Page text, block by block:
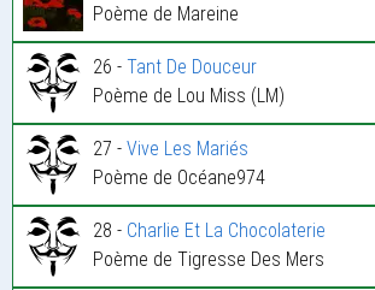
Poème de Mareine
26 - Tant De Douceur
Poème de Lou Miss (LM)
27 - Vive Les Mariés
Poème de Océane974
28 - Charlie Et La Chocolaterie
Poème de Tigresse Des Mers